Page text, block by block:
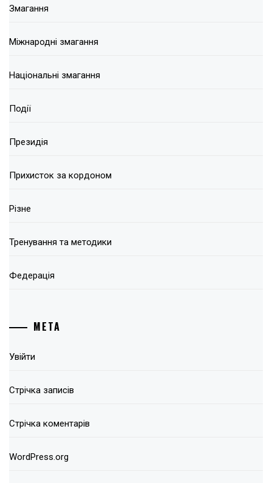
Змагання
Міжнародні змагання
Національні змагання
Події
Президія
Прихисток за кордоном
Різне
Тренування та методики
Федерація
МЕТА
Увійти
Стрічка записів
Стрічка коментарів
WordPress.org